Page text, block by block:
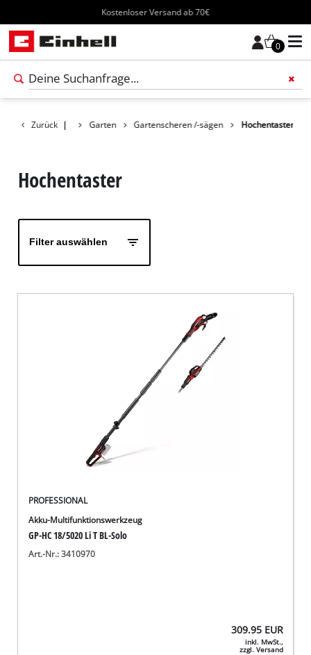
Kostenloser Versand ab 70€
0
Zurück |
Produkte Garten Gartenscheren /-sägen Hochentaster
Hochentaster
Filter auswählen
PROFESSIONAL
Akku-Multifunktionswerkzeug
GP-HC 18/5020 Li T BL-Solo
Art.-Nr.: 3410970
309.95 EUR
inkl. MwSt.,
zzgl. Versand